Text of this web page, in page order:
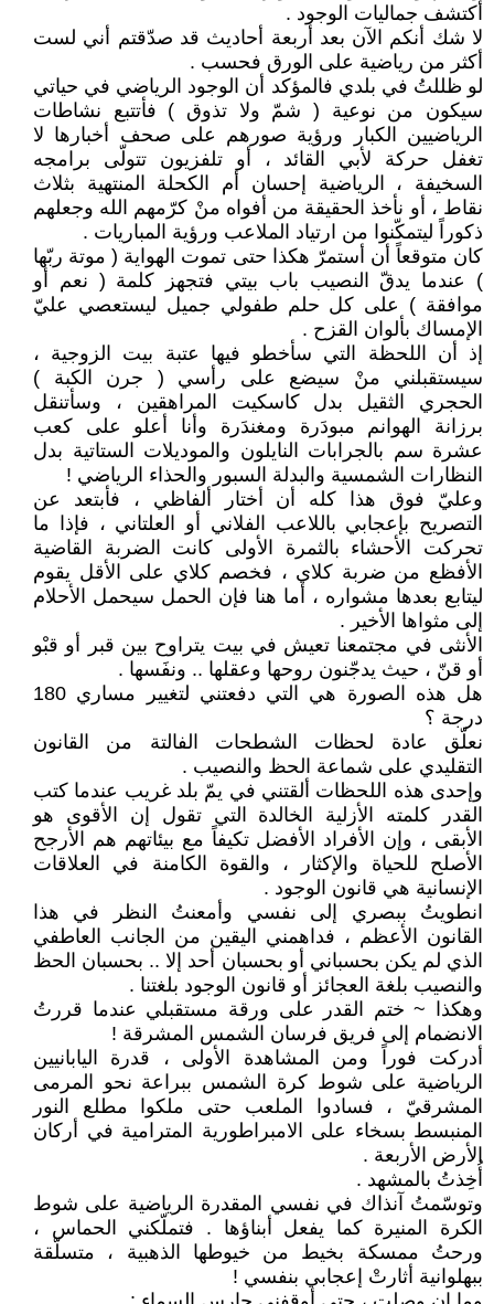
أكتشف جماليات الوجود .
لا شك أنكم الآن بعد أربعة أحاديث قد صدّقتم أني لست
أكثر من رياضية على الورق فحسب .
لو ظللتُ في بلدي فالمؤكد أن الوجود الرياضي في حياتي
سيكون من نوعية ( شمّ ولا تذوق ) فأتتبع نشاطات
الرياضيين الكبار ورؤية صورهم على صحف أخبارها لا
تغفل حركة لأبي القائد ، أو تلفزيون تتولّى برامجه
السخيفة ، الرياضية إحسان أم الكحلة المنتهية بثلاث
نقاط ، أو نأخذ الحقيقة من أفواه منْ كرّمهم الله وجعلهم
ذكوراً ليتمكّنوا من ارتياد الملاعب ورؤية المباريات .
كان متوقعاً أن أستمرّ هكذا حتى تموت الهواية ( موتة ربّها
) عندما يدقّ النصيب باب بيتي فتجهز كلمة ( نعم أو
موافقة ) على كل حلم طفولي جميل ليستعصي عليّ
الإمساك بألوان القزح .
إذ أن اللحظة التي سأخطو فيها عتبة بيت الزوجية ،
سيستقبلني منْ سيضع على رأسي ( جرن الكبة )
الحجري الثقيل بدل كاسكيت المراهقين ، وسأتنقل
برزانة الهوانم مبودَرة ومغندَرة وأنا أعلو على كعب
عشرة سم بالجرابات النايلون والموديلات الستاتية بدل
النظارات الشمسية والبدلة السبور والحذاء الرياضي !
وعليّ فوق هذا كله أن أختار ألفاظي ، فأبتعد عن
التصريح بإعجابي باللاعب الفلاني أو العلتاني ، فإذا ما
تحركت الأحشاء بالثمرة الأولى كانت الضربة القاضية
الأفظع من ضربة كلاي ، فخصم كلاي على الأقل يقوم
ليتابع بعدها مشواره ، أما هنا فإن الحمل سيحمل الأحلام
إلى مثواها الأخير .
الأنثى في مجتمعنا تعيش في بيت يتراوح بين قبر أو قبْو
أو قنّ ، حيث يدجّنون روحها وعقلها .. ونفَسها .
هل هذه الصورة هي التي دفعتني لتغيير مساري 180
درجة ؟
نعلّق عادة لحظات الشطحات الفالتة من القانون
التقليدي على شماعة الحظ والنصيب .
وإحدى هذه اللحظات ألقتني في يمّ بلد غريب عندما كتب
القدر كلمته الأزلية الخالدة التي تقول إن الأقوى هو
الأبقى ، وإن الأفراد الأفضل تكيفاً مع بيئاتهم هم الأرجح
الأصلح للحياة والإكثار ، والقوة الكامنة في العلاقات
الإنسانية هي قانون الوجود .
انطويتُ ببصري إلى نفسي وأمعنتُ النظر في هذا
القانون الأعظم ، فداهمني اليقين من الجانب العاطفي
الذي لم يكن بحسباني أو بحسبان أحد إلا .. بحسبان الحظ
والنصيب بلغة العجائز أو قانون الوجود بلغتنا .
وهكذا ~ ختم القدر على ورقة مستقبلي عندما قررتُ
الانضمام إلى فريق فرسان الشمس المشرقة !
أدركت فوراً ومن المشاهدة الأولى ، قدرة اليابانيين
الرياضية على شوط كرة الشمس ببراعة نحو المرمى
المشرقيّ ، فسادوا الملعب حتى ملكوا مطلع النور
المنبسط بسخاء على الامبراطورية المترامية في أركان
الأرض الأربعة .
أُخِذتُ بالمشهد .
وتوسّمتُ آنذاك في نفسي المقدرة الرياضية على شوط
الكرة المنيرة كما يفعل أبناؤها . فتملّكني الحماس ،
ورحتُ ممسكة بخيط من خيوطها الذهبية ، متسلّقة
ببهلوانية أثارتْ إعجابي بنفسي !